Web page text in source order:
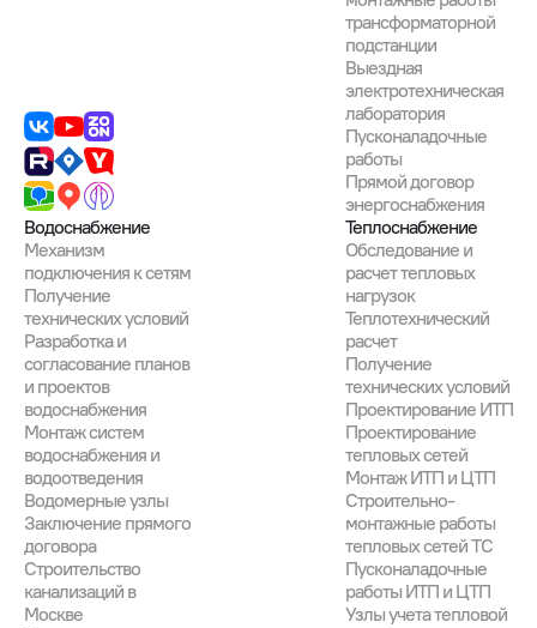
трансформаторной
подстанции
Выездная
электротехническая
лаборатория
Пусконаладочные
работы
Прямой договор
энергоснабжения
Водоснабжение
Механизм
подключения к сетям
Получение
технических условий
Разработка и
согласование планов
и проектов
водоснабжения
Монтаж систем
водоснабжения и
водоотведения
Водомерные узлы
Заключение прямого
договора
Строительство
канализаций в
Москве
Теплоснабжение
Обследование и
расчет тепловых
нагрузок
Теплотехнический
расчет
Получение
технических условий
Проектирование ИТП
Проектирование
тепловых сетей
Монтаж ИТП и ЦТП
Строительно-
монтажные работы
тепловых сетей ТС
Пусконаладочные
работы ИТП и ЦТП
Узлы учета тепловой